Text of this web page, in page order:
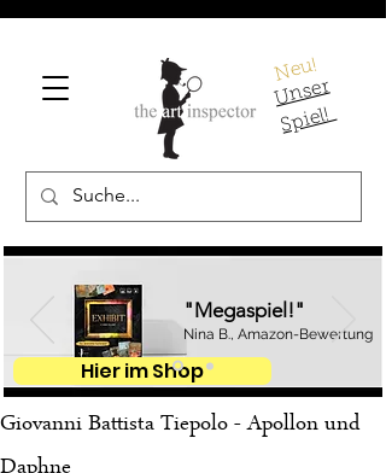
Neu!
U
ns
er
S
pi
el!
"Megaspiel!"
Nina B., Amazon-Bewertung
Hier im Shop
Giovanni Battista Tiepolo - Apollon und